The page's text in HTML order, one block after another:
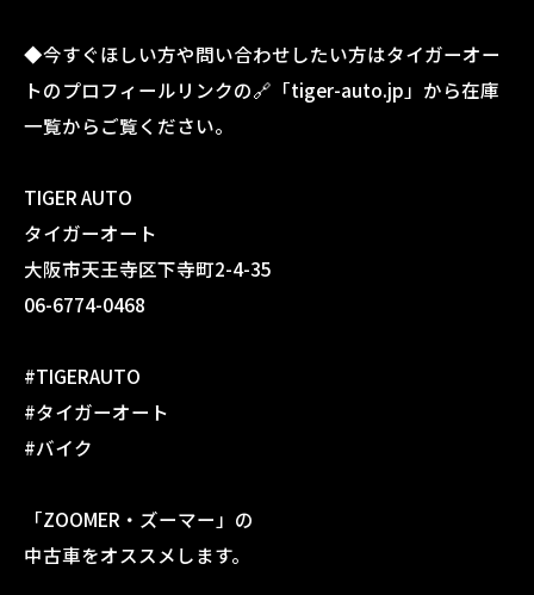
◆今すぐほしい方や問い合わせしたい方はタイガーオー
トのプロフィールリンクの🔗「tiger-auto.jp」から在庫
一覧からご覧ください。
TIGER AUTO
タイガーオート
大阪市天王寺区下寺町2-4-35
06-6774-0468
#TIGERAUTO
#タイガーオート
#バイク
「ZOOMER・ズーマー」の
中古車をオススメします。